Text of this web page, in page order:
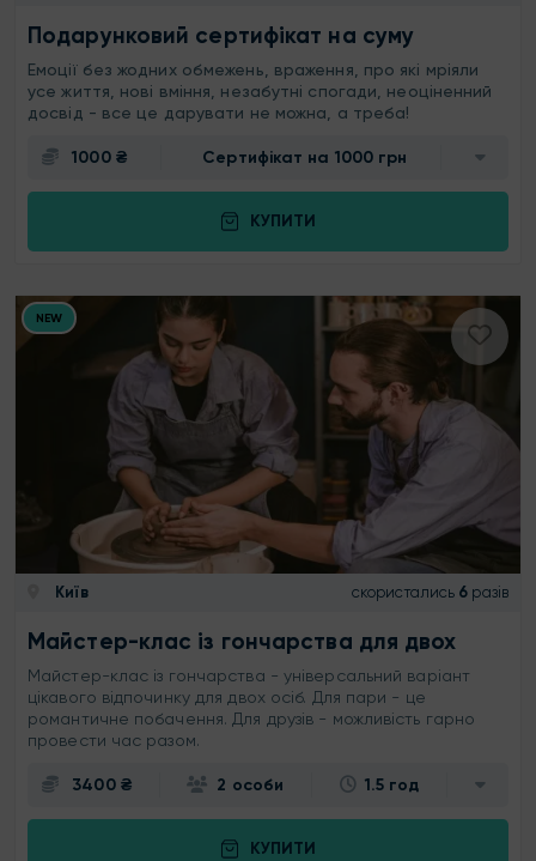
Подарунковий сертифікат на суму
Емоції без жодних обмежень, враження, про які мріяли
усе життя, нові вміння, незабутні спогади, неоціненний
досвід - все це дарувати не можна, а треба!
1000 ₴ Сертифікат на 1000 грн
КУПИТИ
NEW
Київ скористались 6 разів
Майстер-клас із гончарства для двох
Майстер-клас із гончарства - універсальний варіант
цікавого відпочинку для двох осіб. Для пари - це
романтичне побачення. Для друзів - можливість гарно
провести час разом.
3400 ₴ 2 особи 1.5 год
КУПИТИ